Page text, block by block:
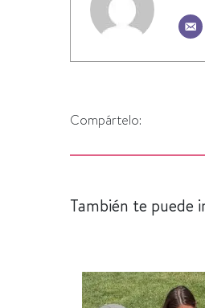
Compártelo:
También te puede